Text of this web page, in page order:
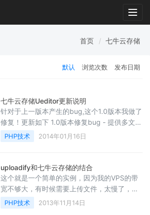
首页 七牛云存储
默认 浏览次数 发布日期
七牛云存储Ueditor更新说明
针对于上一版本产生的bug,这个1.0版本我做了
修复！更新如下 1.0版本修复bug - 提供多文件
上传，解决了以前不能多文件上传问题，最大
上传图片...
PHP技术 2014年01月16日
uploadify和七牛云存储的结合
这个就是一个简单的实例，因为我的VPS的带
宽不够大，有时候需要上传文件，太慢了，所
以用的七牛，然后服务器安装了一个软件，每
五分钟从七牛下...
PHP技术 2013年11月14日